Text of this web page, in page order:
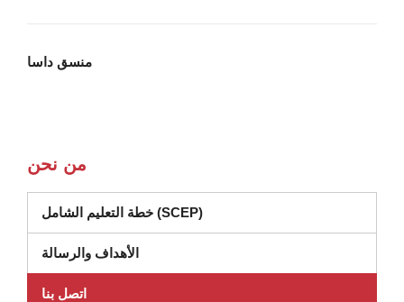
منسق داسا
من نحن
خطة التعليم الشامل (SCEP)
الأهداف والرسالة
اتصل بنا